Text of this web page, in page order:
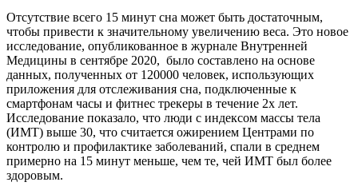
Отсутствие всего 15 минут сна может быть достаточным,
чтобы привести к значительному увеличению веса. Это новое
исследование, опубликованное в журнале Внутренней
Медицин­ы в сентябре 2020, было составлено на основе
данных, полученных от 120000 человек, использующих
приложения для отслеживания сна, подключенные к
смартфонам часы и фитнес трекеры в течение 2х лет.
Исследование показало, что люди с индексом массы тела
(ИМТ) выше 30, что считается ожирением Центрами по
контролю и профилак­тике заболева­ний, спали в средне­м
примерно на 15 минут меньше, чем те, чей ИМТ был более
здоровым.